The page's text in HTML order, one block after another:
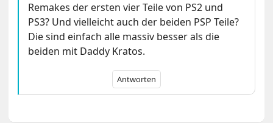
Remakes der ersten vier Teile von PS2 und
PS3? Und vielleicht auch der beiden PSP Teile?
Die sind einfach alle massiv besser als die
beiden mit Daddy Kratos.
Antworten